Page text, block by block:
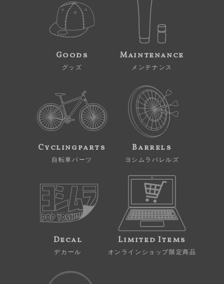
Goods
グッズ
Maintenance
メンテナンス
Cyclingparts
自転車パーツ
Barrels
ヨシムラバレルズ
Decal
デカール
Limited Items
オンラインショップ限定商品